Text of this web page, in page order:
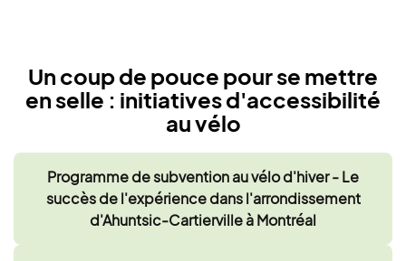
Un coup de pouce pour se mettre
en selle : initiatives d'accessibilité
au vélo
Programme de subvention au vélo d'hiver - Le
succès de l'expérience dans l'arrondissement
d'Ahuntsic-Cartierville à Montréal